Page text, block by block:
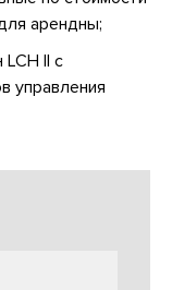
арендны;
II с
управления